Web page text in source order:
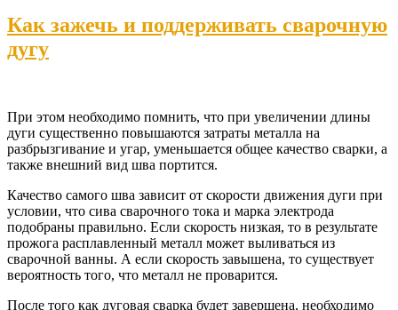
Как зажечь и поддерживать сварочную
дугу
При этом необходимо помнить, что при увеличении длины
дуги существенно повышаются затраты металла на
разбрызгивание и угар, уменьшается общее качество сварки, а
также внешний вид шва портится.
Качество самого шва зависит от скорости движения дуги при
условии, что сива сварочного тока и марка электрода
подобраны правильно. Если скорость низкая, то в результате
прожога расплавленный металл может выливаться из
сварочной ванны. А если скорость завышена, то существует
вероятность того, что металл не проварится.
После того как дуговая сварка будет завершена, необходимо